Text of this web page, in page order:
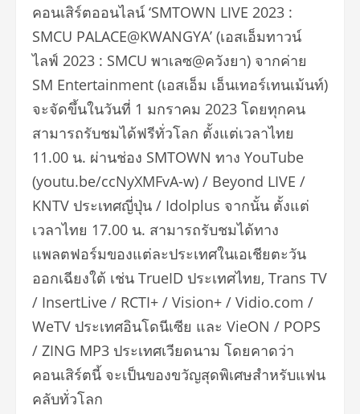
คอนเสิร์ตออนไลน์ ‘SMTOWN LIVE 2023 :
SMCU PALACE@KWANGYA’ (เอสเอ็มทาวน์
ไลฟ์ 2023 : SMCU พาเลซ@ควังยา) จากค่าย
SM Entertainment (เอสเอ็ม เอ็นเทอร์เทนเม้นท์)
จะจัดขึ้นในวันที่ 1 มกราคม 2023 โดยทุกคน
สามารถรับชมได้ฟรีทั่วโลก ตั้งแต่เวลาไทย
11.00 น. ผ่านช่อง SMTOWN ทาง YouTube
(youtu.be/ccNyXMFvA-w) / Beyond LIVE /
KNTV ประเทศญี่ปุ่น / Idolplus จากนั้น ตั้งแต่
เวลาไทย 17.00 น. สามารถรับชมได้ทาง
แพลตฟอร์มของแต่ละประเทศในเอเชียตะวัน
ออกเฉียงใต้ เช่น TrueID ประเทศไทย, Trans TV
/ InsertLive / RCTI+ / Vision+ / Vidio.com /
WeTV ประเทศอินโดนีเซีย และ VieON / POPS
/ ZING MP3 ประเทศเวียดนาม โดยคาดว่า
คอนเสิร์ตนี้ จะเป็นของขวัญสุดพิเศษสำหรับแฟน
คลับทั่วโลก